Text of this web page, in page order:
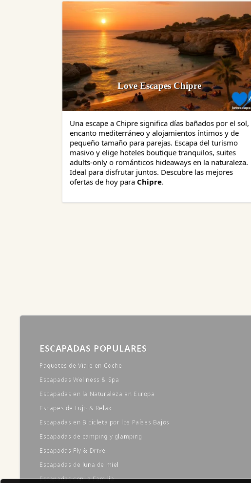
Love Escapes Chipre
Una escape a Chipre significa días bañados por el sol,
encanto mediterráneo y alojamientos íntimos y de
pequeño tamaño para parejas. Escapa del turismo
masivo y elige hoteles boutique tranquilos, suites
adults-only o románticos hideaways en la naturaleza.
Ideal para disfrutar juntos. Descubre las mejores
ofertas de hoy para Chipre.
ESCAPADAS POPULARES
Paquetes de Viaje en Coche
Escapadas Wellness & Spa
Escapadas en la Naturaleza en Europa
Escapes de Lujo & Relax
Escapadas en Bicicleta por los Países Bajos
Escapadas de camping y glamping
Escapadas Fly & Drive
Escapadas de luna de miel
Escapadas con la Familia